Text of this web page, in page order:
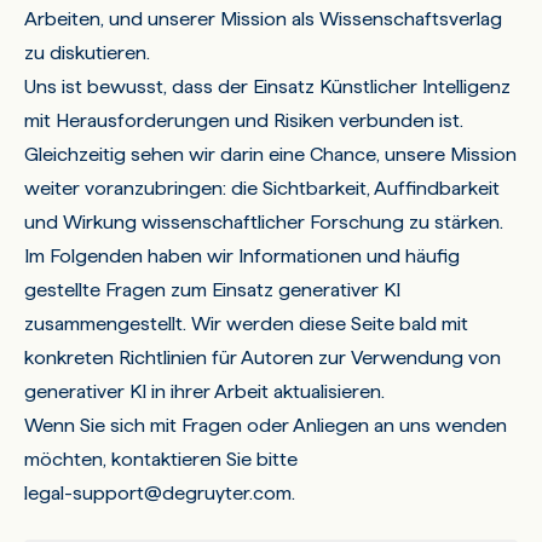
Wenn Sie digitale Produkte für eine Institution oder
eine Bibliothek bestellen, benötigen Sie außerdem:
Die vollständige Adresse des Endnutzers
E-Mail-Adresse für die Zugangsbestätigung
Wenn Sie ein digitales Produkt als Privatkunde
bestellen, benötigen wir Ihre E-Mail-Adresse.
eingeleitet.
Um Monatsabrechnungen zu erhalten, senden Sie
bitte Ihre E-Mail-Adresse an
accounting@degruyterbrill.com.
Arbeiten, und unserer Mission als Wissenschaftsverlag
zu diskutieren.
Uns ist bewusst, dass der Einsatz Künstlicher Intelligenz
mit Herausforderungen und Risiken verbunden ist.
Gleichzeitig sehen wir darin eine Chance, unsere Mission
weiter voranzubringen: die Sichtbarkeit, Auffindbarkeit
und Wirkung wissenschaftlicher Forschung zu stärken.
Im Folgenden haben wir Informationen und häufig
gestellte Fragen zum Einsatz generativer KI
zusammengestellt. Wir werden diese Seite bald mit
konkreten Richtlinien für Autoren zur Verwendung von
generativer KI in ihrer Arbeit aktualisieren.
Wenn Sie sich mit Fragen oder Anliegen an uns wenden
möchten, kontaktieren Sie bitte
legal-support@degruyter.com.